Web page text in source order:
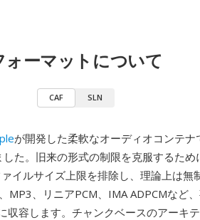
ォーマットについて
CAF SLN
が開発した柔軟なオーディオコンテ
た。旧来の形式の制限を克服するため
イルサイズ上限を排除し、理論上は無
MP3、リニアPCM、IMA ADPCMなど
収容します。チャンクベースのアーキ